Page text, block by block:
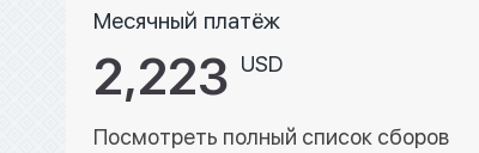
Месячный платёж
2,223 USD
Посмотреть полный список сборов